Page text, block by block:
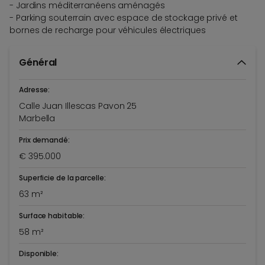
- Jardins méditerranéens aménagés
- Parking souterrain avec espace de stockage privé et
bornes de recharge pour véhicules électriques
Général
Adresse:
Calle Juan Illescas Pavon 25
Marbella
Prix demandé:
€ 395.000
Superficie de la parcelle:
63 m²
Surface habitable:
58 m²
Disponible: